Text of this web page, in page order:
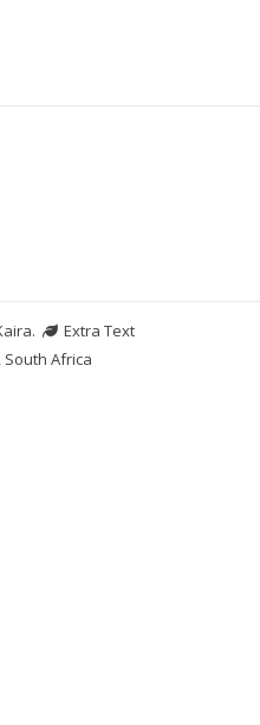
.
Extra Text
South Africa